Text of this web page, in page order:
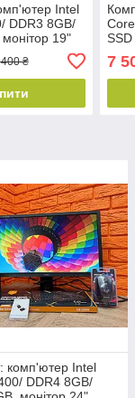
Intel
DDR3 8GB/
19"
₴
BT
7
комп'ютер Intel
DDR4 8GB/